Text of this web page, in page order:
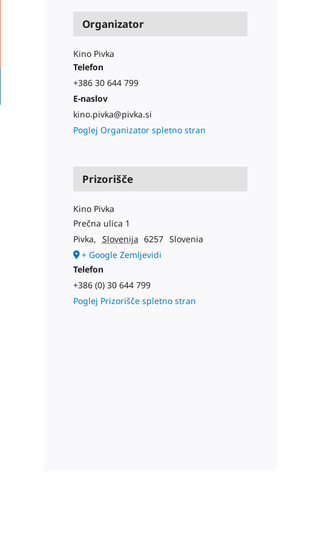
Organizator
Kino Pivka
Telefon
+386 30 644 799
E-naslov
kino.pivka@pivka.si
Poglej Organizator spletno stran
Prizorišče
Kino Pivka
Prečna ulica 1
Pivka, Slovenija 6257 Slovenia
+ Google Zemljevidi
Telefon
+386 (0) 30 644 799
Poglej Prizorišče spletno stran